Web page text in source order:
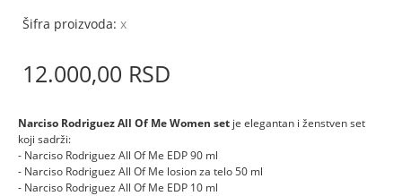
Šifra proizvoda: x
12.000,00 RSD
Narciso Rodriguez All Of Me Women set je elegantan i ženstven set
koji sadrži:
- Narciso Rodriguez All Of Me EDP 90 ml
- Narciso Rodriguez All Of Me losion za telo 50 ml
- Narciso Rodriguez All Of Me EDP 10 ml